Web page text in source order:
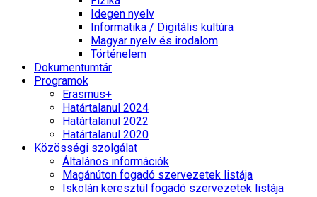
Idegen nyelv
Informatika / Digitális kultúra
Magyar nyelv és irodalom
Történelem
Dokumentumtár
Programok
Erasmus+
Határtalanul 2024
Határtalanul 2022
Határtalanul 2020
Közösségi szolgálat
Általános információk
Magánúton fogadó szervezetek listája
Iskolán keresztül fogadó szervezetek listája